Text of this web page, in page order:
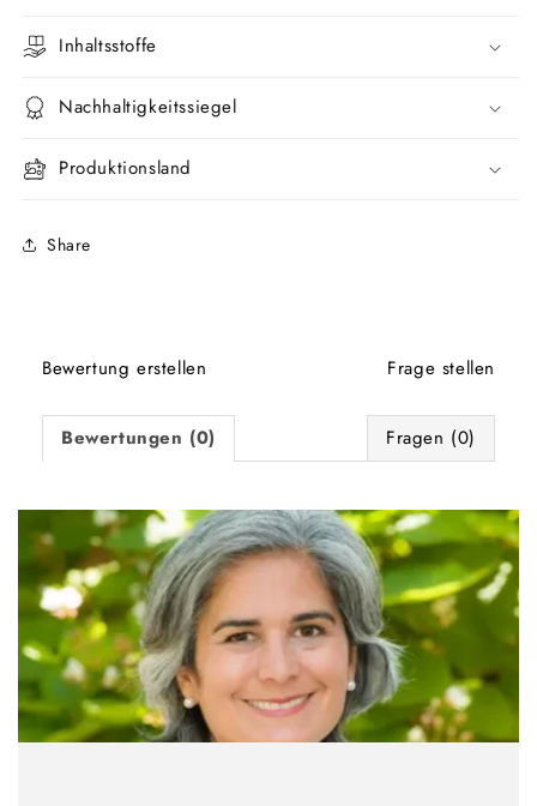
Inhaltsstoffe
Nachhaltigkeitssiegel
Produktionsland
Share
Bewertung erstellen Frage stellen
Bewertungen (0) Fragen (0)